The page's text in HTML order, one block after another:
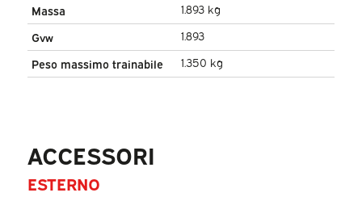
Massa
1.893 kg
Gvw
1.893
Peso massimo trainabile
1.350 kg
ACCESSORI
ESTERNO